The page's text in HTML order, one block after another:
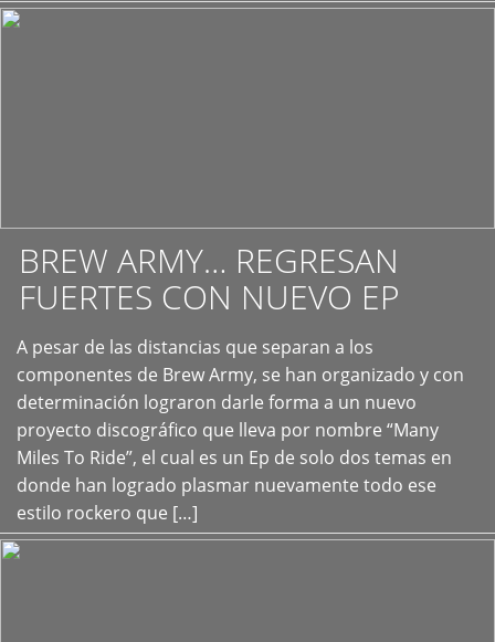
BREW ARMY… REGRESAN
FUERTES CON NUEVO EP
A pesar de las distancias que separan a los
componentes de Brew Army, se han organizado y con
determinación lograron darle forma a un nuevo
proyecto discográfico que lleva por nombre “Many
Miles To Ride”, el cual es un Ep de solo dos temas en
donde han logrado plasmar nuevamente todo ese
estilo rockero que […]
+